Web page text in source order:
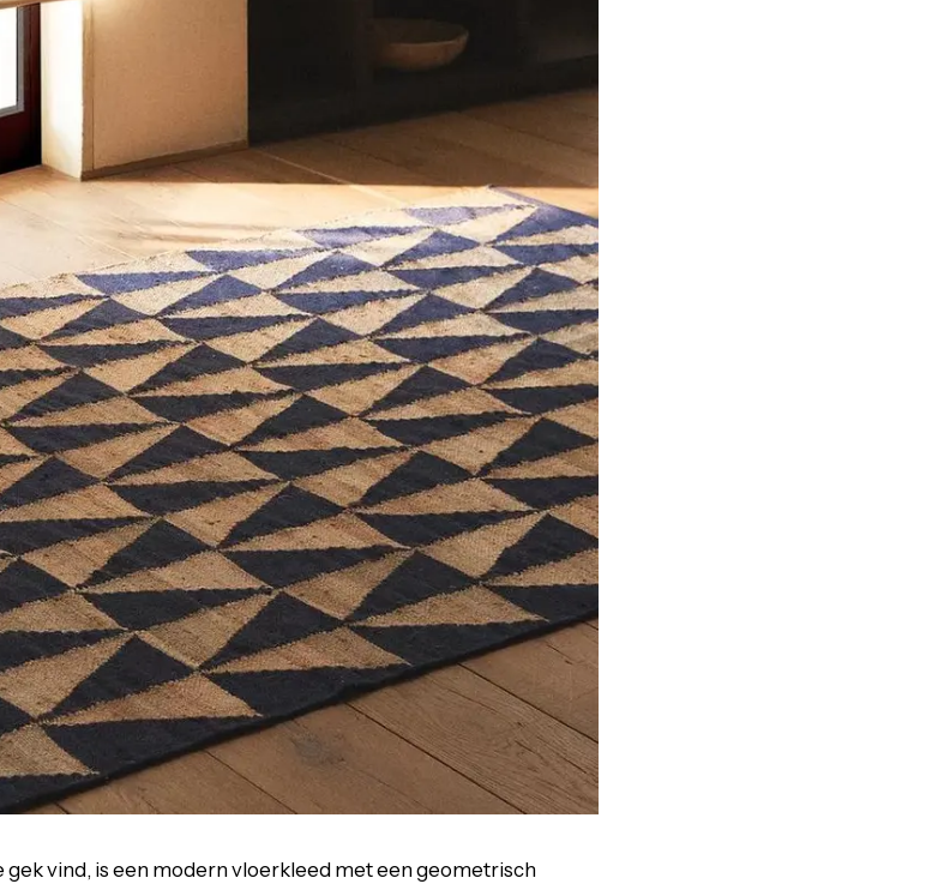
vind, is een modern vloerkleed met een geometrisch